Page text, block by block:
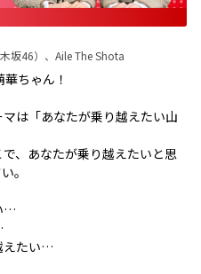
坂46）、Aile The Shota
ちゃん！
は「あなたが乗り越えたい山
、あなたが乗り越えたいと思
。
…
えたい…